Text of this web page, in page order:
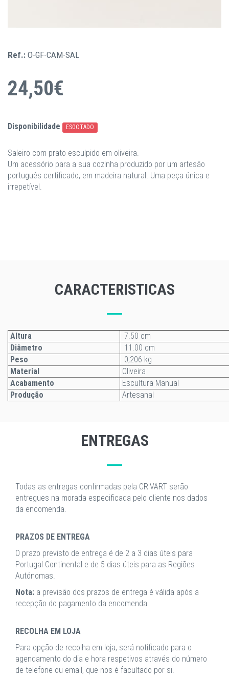
Ref.: O-GF-CAM-SAL
24,50€
Disponibilidade ESGOTADO
Saleiro com prato esculpido em oliveira.
Um acessório para a sua cozinha produzido por um artesão
português certificado, em madeira natural. Uma peça única e
irrepetível.
CARACTERISTICAS
Altura
7.50 cm
Diâmetro
11.00 cm
Peso
0,206 kg
Material
Oliveira
Acabamento
Escultura Manual
Produção
Artesanal
ENTREGAS
Todas as entregas confirmadas pela CRIVART serão
entregues na morada especificada pelo cliente nos dados
da encomenda.
PRAZOS DE ENTREGA
O prazo previsto de entrega é de 2 a 3 dias úteis para
Portugal Continental e de 5 dias úteis para as Regiões
Autónomas.
Nota: a previsão dos prazos de entrega é válida após a
recepção do pagamento da encomenda.
RECOLHA EM LOJA
Para opção de recolha em loja, será notificado para o
agendamento do dia e hora respetivos através do número
de telefone ou email, que nos é facultado por si.